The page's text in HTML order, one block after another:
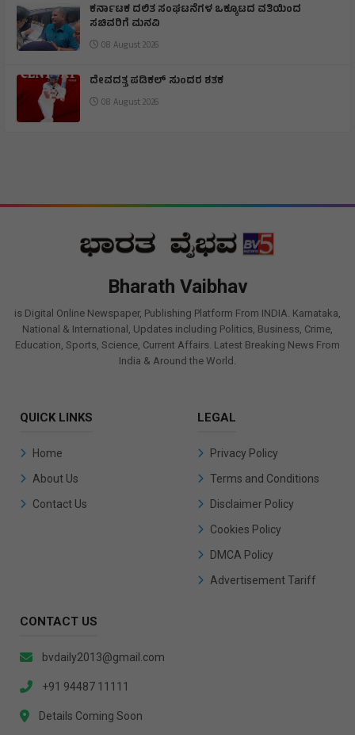
ಕರ್ನಾಟಕ ದಲಿತ ಸಂಘಟನೆಗಳ ಒಕ್ಕೂಟದ ವತಿಯಿಂದ
ಸಚಿವರಿಗೆ ಮನವಿ
08 August 2026
ದೇವದತ್ತ ಪಡಿಕಲ್ ಸುಂದರ ಶತಕ
08 August 2026
Bharath Vaibhav
is Digital Online Newspaper, Publishing Platform From INDIA. Karnataka,
National & International, Updates including Politics, Business, Crime,
Education, Sports, Science, Current Affairs. Latest Breaking News From
India & Around the World.
QUICK LINKS
Home
About Us
Contact Us
LEGAL
Privacy Policy
Terms and Conditions
Disclaimer Policy
Cookies Policy
DMCA Policy
Advertisement Tariff
CONTACT US
bvdaily2013@gmail.com
+91 94487 11111
Details Coming Soon